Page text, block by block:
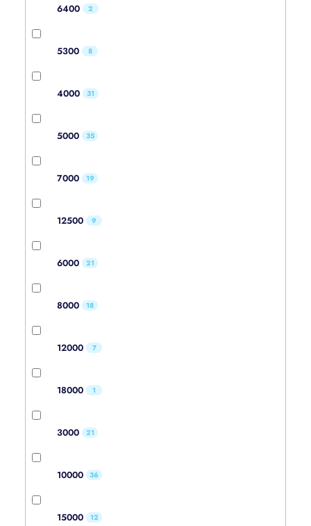
6400 2
5300 8
4000 31
5000 35
7000 19
12500 9
6000 21
8000 18
12000 7
18000 1
3000 21
10000 36
15000 12